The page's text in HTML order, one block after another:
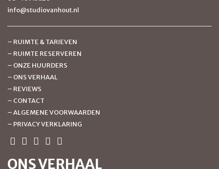
info@studiovanhout.nl
– RUIMTE & TARIEVEN
– RUIMTE RESERVEREN
– ONZE HUURDERS
– ONS VERHAAL
– REVIEWS
– CONTACT
–ALGEMENE VOORWAARDEN
– PRIVACY VERKLARING
ONS VERHAAL